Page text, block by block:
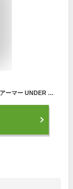
得割30 送料無料 ベンチコート ジュニア アンダーアーマー UNDER ARMOUR UA INSURATED LONG COAT キッズ 子供 ロングコート ジャケット 撥水 防風 防寒 裏起毛 スポーツ観戦 サッカー 野球 スポーツ 1376158